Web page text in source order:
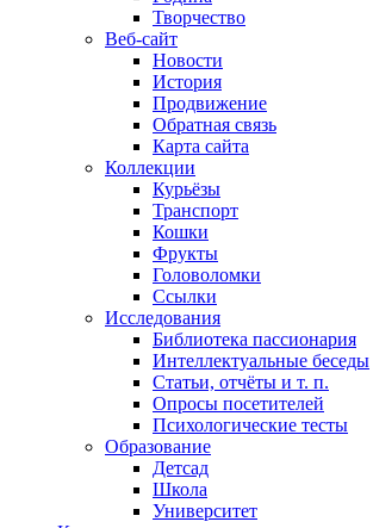
Творчество
Веб-сайт
Новости
История
Продвижение
Обратная связь
Карта сайта
Коллекции
Курьёзы
Транспорт
Кошки
Фрукты
Головоломки
Ссылки
Исследования
Библиотека пассионария
Интеллектуальные беседы
Статьи, отчёты и т. п.
Опросы посетителей
Психологические тесты
Образование
Детсад
Школа
Университет